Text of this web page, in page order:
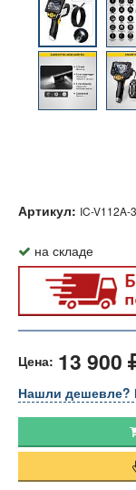
Артикул: IC-V112A-3
на складе
Цена: 13 900
Нашли дешевле?